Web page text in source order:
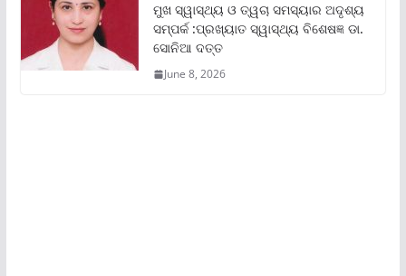
ମୁଖ ସ୍ୱାସ୍ଥ୍ୟ ଓ ତ୍ୱଚା ସମସ୍ୟାର ଅଦୃଶ୍ୟ
ସମ୍ପର୍କ :ପ୍ରଖ୍ୟାତ ସ୍ୱାସ୍ଥ୍ୟ ବିଶେଷଜ୍ଞ ଡା.
ସୋନିଆ ଦତ୍ତ
June 8, 2026